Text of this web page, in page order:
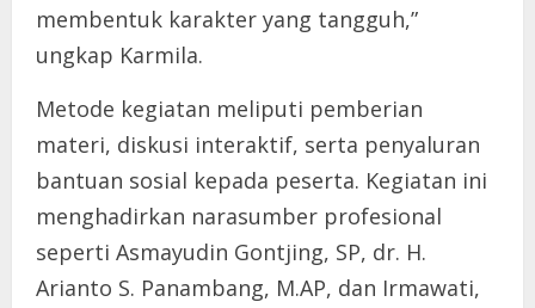
membentuk karakter yang tangguh,”
ungkap Karmila.
Metode kegiatan meliputi pemberian
materi, diskusi interaktif, serta penyaluran
bantuan sosial kepada peserta. Kegiatan ini
menghadirkan narasumber profesional
seperti Asmayudin Gontjing, SP, dr. H.
Arianto S. Panambang, M.AP, dan Irmawati,